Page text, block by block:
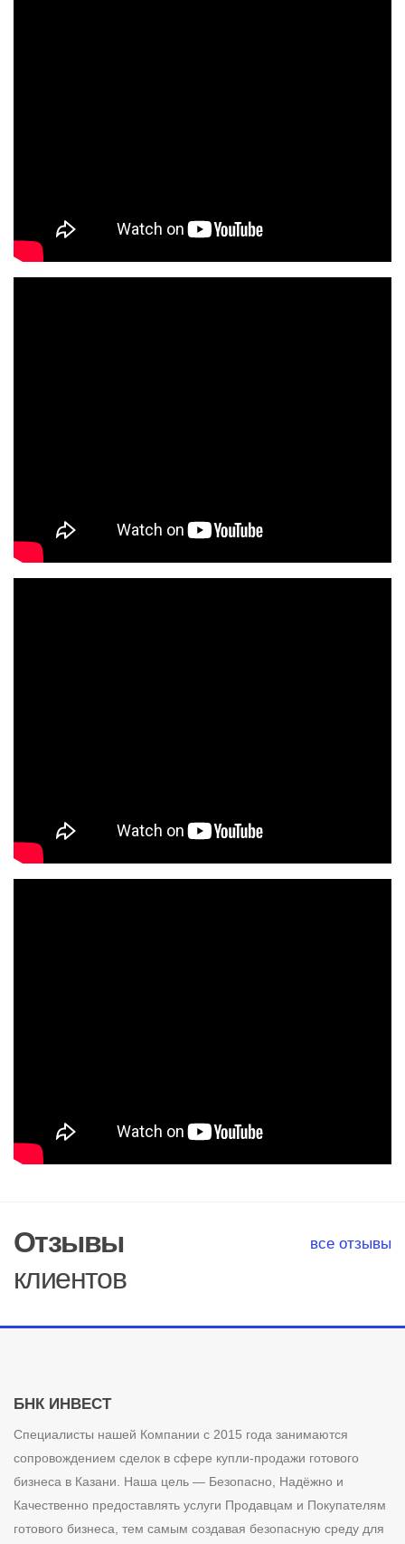
Отзывы
клиентов
все отзывы
БНК ИНВЕСТ
Специалисты нашей Компании с 2015 года занимаются
сопровождением сделок в сфере купли-продажи готового
бизнеса в Казани. Наша цель — Безопасно, Надёжно и
Качественно предоставлять услуги Продавцам и Покупателям
готового бизнеса, тем самым создавая безопасную среду для